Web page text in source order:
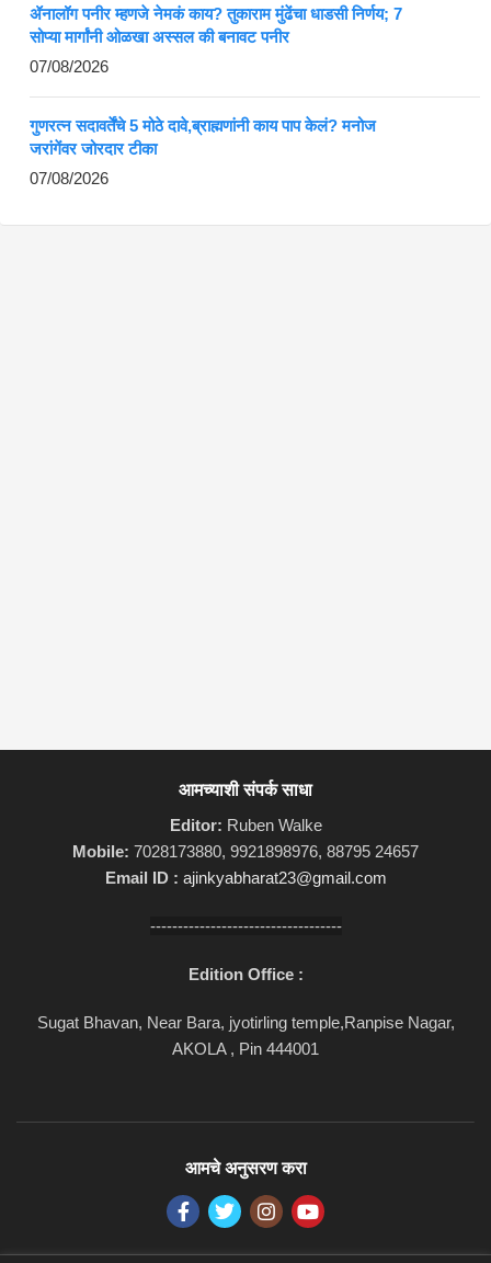
ॲनालॉग पनीर म्हणजे नेमकं काय? तुकाराम मुंढेंचा धाडसी निर्णय; 7
सोप्या मार्गांनी ओळखा अस्सल की बनावट पनीर
07/08/2026
गुणरत्न सदावर्तेंचे 5 मोठे दावे,ब्राह्मणांनी काय पाप केलं? मनोज
जरांगेंवर जोरदार टीका
07/08/2026
आमच्याशी संपर्क साधा
Editor: Ruben Walke
Mobile: 7028173880, 9921898976, 88795 24657
Email ID : ajinkyabharat23@gmail.com
-----------------------------------
Edition Office :
Sugat Bhavan, Near Bara, jyotirling temple,Ranpise Nagar,
AKOLA , Pin 444001
आमचे अनुसरण करा